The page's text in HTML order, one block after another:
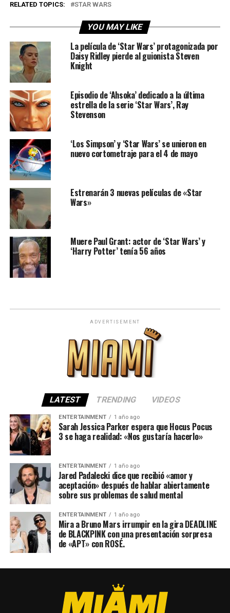
RELATED TOPICS: STAR WARS
YOU MAY LIKE
La película de ‘Star Wars’ protagonizada por
Daisy Ridley pierde al guionista Steven
Knight
Episodio de ‘Ahsoka’ dedicado a la última
estrella de la serie ‘Star Wars’, Ray
Stevenson
‘Los Simpson’ y ‘Star Wars’ se unieron en
nuevo cortometraje para el 4 de mayo
Estrenarán 3 nuevas películas de «Star
Wars»
Muere Paul Grant: actor de ‘Star Wars’ y
‘Harry Potter’ tenía 56 años
ADVERTISEMENT
LATEST TRENDING VIDEOS
ENTERTAINMENT 1 año ago
Sarah Jessica Parker espera que Hocus Pocus
3 se haga realidad: «Nos gustaría hacerlo»
ENTERTAINMENT 1 año ago
Jared Padalecki dice que recibió «amor y
aceptación» después de hablar abiertamente
sobre sus problemas de salud mental
ENTERTAINMENT 1 año ago
Mira a Bruno Mars irrumpir en la gira DEADLINE
de BLACKPINK con una presentación sorpresa
de «APT» con ROSÉ.